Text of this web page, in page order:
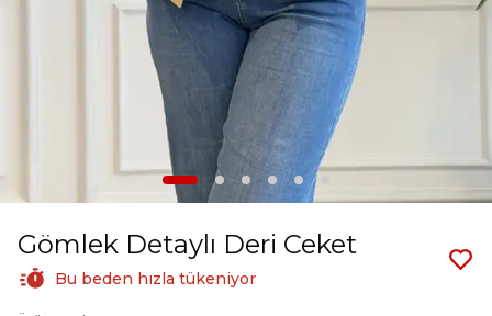
Gömlek Detaylı Deri Ceket
Bu beden hızla tükeniyor